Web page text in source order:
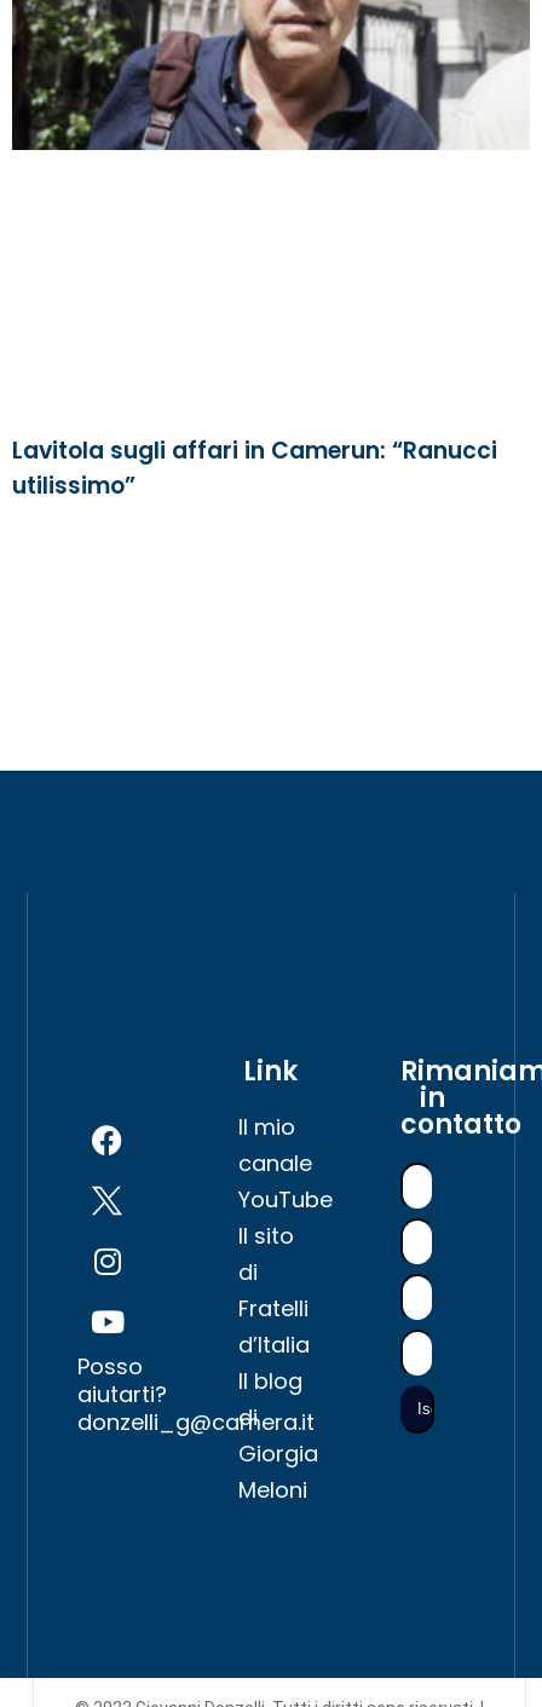
Lavitola sugli affari in Camerun: “Ranucci
utilissimo”
Posso
aiutarti?
donzelli_g@camera.it
Link
Il mio
canale
YouTube
Il sito
di
Fratelli
d’Italia
Il blog
di
Giorgia
Meloni
in
contatto